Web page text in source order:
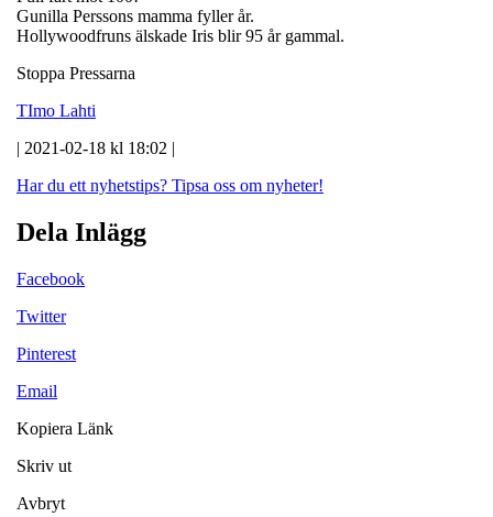
Gunilla Perssons mamma fyller år.
Hollywoodfruns älskade Iris blir 95 år gammal.
Stoppa Pressarna
TImo Lahti
| 2021-02-18 kl 18:02 |
Har du ett nyhetstips? Tipsa oss om nyheter!
Dela Inlägg
Facebook
Twitter
Pinterest
Email
Kopiera Länk
Skriv ut
Avbryt